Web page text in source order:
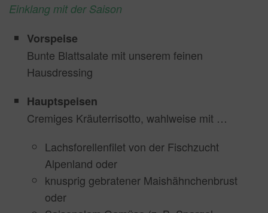
Einklang mit der Saison
Vorspeise
Bunte Blattsalate mit unserem feinen
Hausdressing
Hauptspeisen
Cremiges Kräuterrisotto, wahlweise mit …
Lachsforellenfilet von der Fischzucht
Alpenland oder
knusprig gebratener Maishähnchenbrust
oder